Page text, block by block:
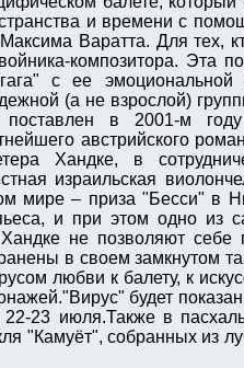
и времени с
Варатта. Для тех,
композитора. Эта
с ее
(а не взрослой)
в 2001-м
австрийского
Хандке, в
израильская
мире – приза "Бесси" в
и при этом одно из
не позволяют
в своем замкнутом
любви к балету, к
будет
23 июля.Также в
"Камуёт", собранных из